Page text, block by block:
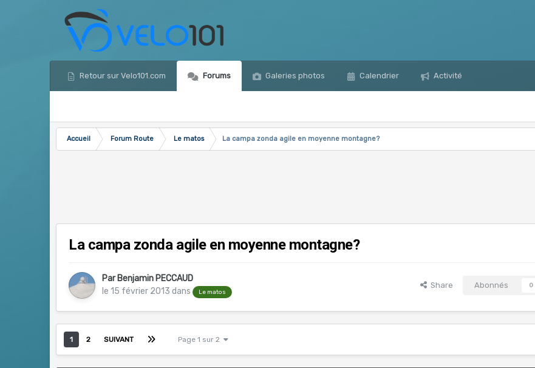
Retour sur Velo101.com Forums Galeries photos Calendrier Activité
Accueil Forum Route Le matos
La campa zonda agile en moyenne montagne?
La campa zonda agile en moyenne montagne?
Par Benjamin PECCAUD
le 15 février 2013 dans Le matos
Share Abonnés 0
1 2 SUIVANT Page 1 sur 2